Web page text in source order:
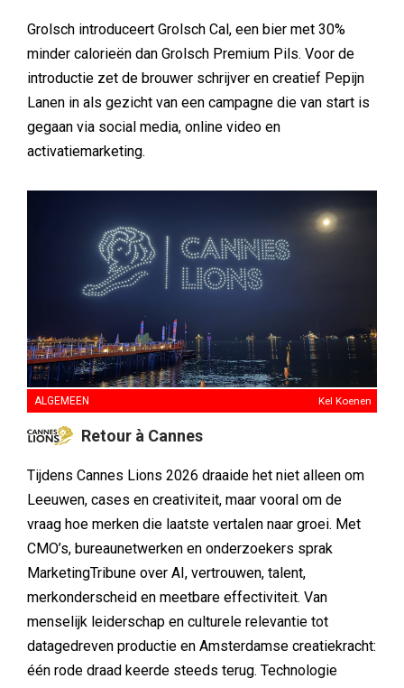
Grolsch introduceert Grolsch Cal, een bier met 30%
minder calorieën dan Grolsch Premium Pils. Voor de
introductie zet de brouwer schrijver en creatief Pepijn
Lanen in als gezicht van een campagne die van start is
gegaan via social media, online video en
activatiemarketing.
ALGEMEEN Kel Koenen
Retour à Cannes
Tijdens Cannes Lions 2026 draaide het niet alleen om
Leeuwen, cases en creativiteit, maar vooral om de
vraag hoe merken die laatste vertalen naar groei. Met
CMO’s, bureaunetwerken en onderzoekers sprak
MarketingTribune over AI, vertrouwen, talent,
merkonderscheid en meetbare effectiviteit. Van
menselijk leiderschap en culturele relevantie tot
datagedreven productie en Amsterdamse creatiekracht:
één rode draad keerde steeds terug. Technologie